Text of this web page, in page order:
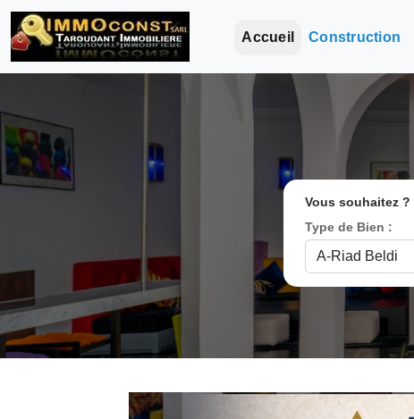
Accueil Construction
Vous souhaitez ?
Type de Bien :